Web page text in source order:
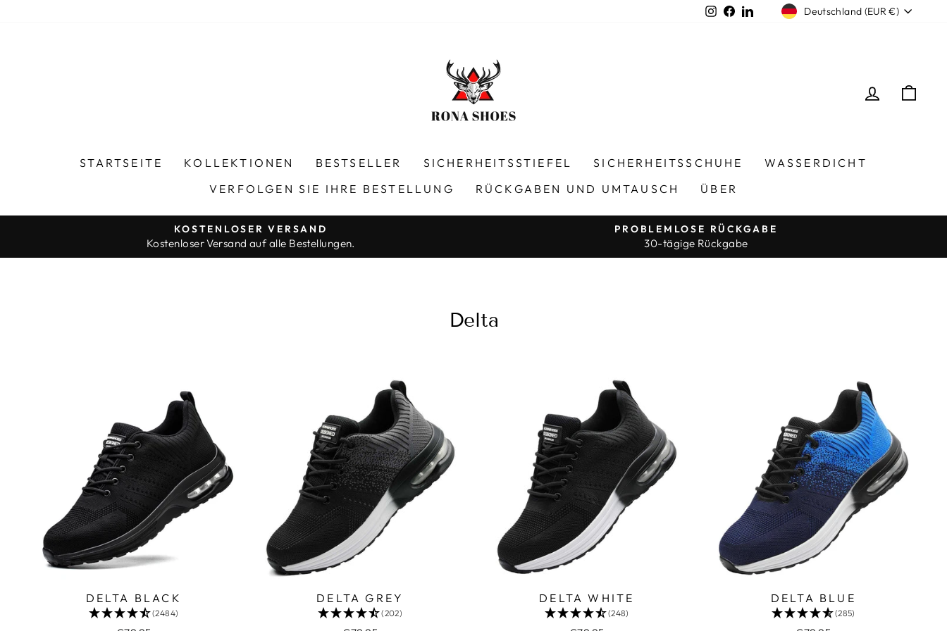
Instagram
Facebook
LinkedInWährung
Deutschland (EUR €)
STARTSEITE KOLLEKTIONEN BESTSELLER SICHERHEITSSTIEFEL SICHERHEITSSCHUHE
WASSERDICHT
VERFOLGEN SIE IHRE BESTELLUNG
RÜCKGABEN UND UMTAUSCH ÜBER
KOSTENLOSER VERSAND
Kostenloser Versand auf alle Bestellungen.
PROBLEMLOSE RÜCKGABE
30-tägige Rückgabe
Delta
DELTA BLACK
(2484)
DELTA GREY
(202)
DELTA WHITE
(248)
DELTA BLUE
(285)